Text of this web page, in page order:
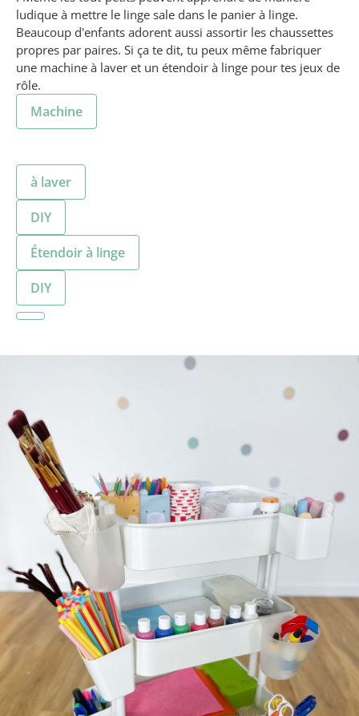
ludique à mettre le linge sale dans le panier à linge.
Beaucoup d'enfants adorent aussi assortir les chaussettes
propres par paires. Si ça te dit, tu peux même fabriquer
une machine à laver et un étendoir à linge pour tes jeux de
rôle.
Machine
à laver
DIY
Étendoir à linge
DIY